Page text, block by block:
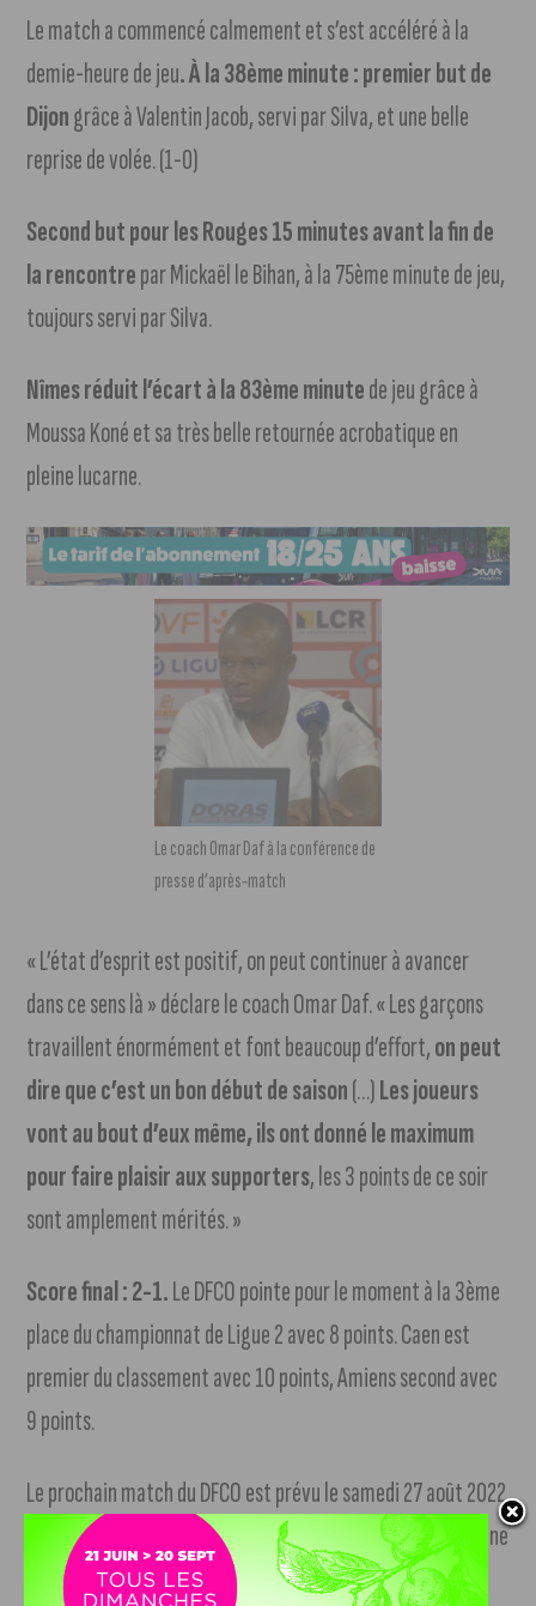
Le match a commencé calmement et s’est accéléré à la
demie-heure de jeu. À la 38ème minute : premier but de
Dijongrâce à Valentin Jacob, servi par Silva, et une belle
reprise de volée. (1-0)
Second but pour les Rouges 15 minutes avant la fin de
la rencontrepar Mickaël le Bihan, à la 75ème minute de jeu,
toujours servi par Silva.
Nîmes réduit l’écart à la 83ème minutede jeu grâce à
Moussa Koné et sa très belle retournée acrobatique en
pleine lucarne.
Le coach Omar Daf à la conférence de
presse d’après-match
« L’état d’esprit est positif, on peut continuer à avancer
dans ce sens là » déclare le coach Omar Daf. « Les garçons
travaillent énormément et font beaucoup d’effort,on peut
dire que c’est un bon début de saison(…)Les joueurs
vont au bout d’eux même, ils ont donné le maximum
pour faire plaisir aux supporters, les 3 points de ce soir
sont amplement mérités. »
Score final : 2-1.Le DFCO pointe pour le moment à la 3ème
place du championnat de Ligue 2 avec 8 points. Caen est
premier du classement avec 10 points, Amiens second avec
9 points.
Le prochain match du DFCO est prévu le samedi 27 août 2022
sur la pelouse de Metz, à partir de 15 heures. L’équipe lorraine
est actuellement 4ème.